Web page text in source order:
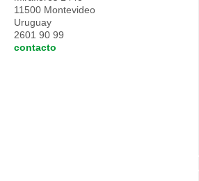
11500 Montevideo
Uruguay
2601 90 99
contacto